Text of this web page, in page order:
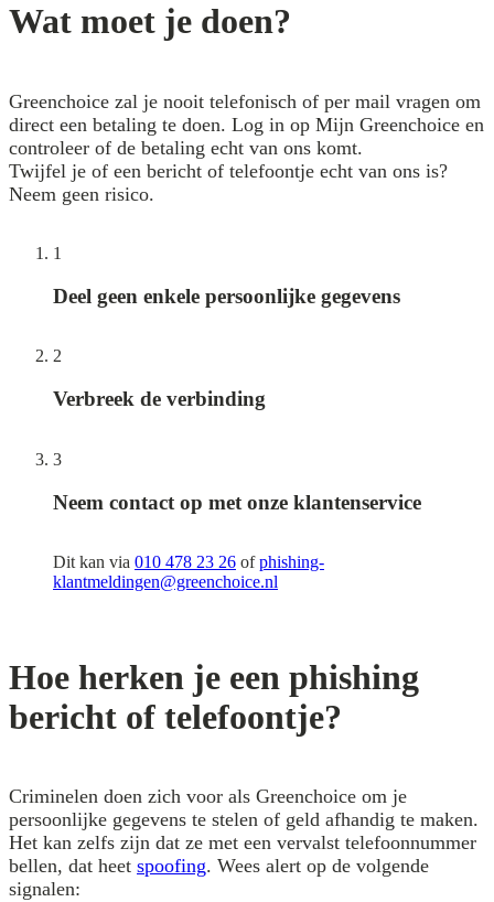
Wat moet je doen?
Greenchoice zal je nooit telefonisch of per mail vragen om
direct een betaling te doen. Log in op Mijn Greenchoice en
controleer of de betaling echt van ons komt.
Twijfel je of een bericht of telefoontje echt van ons is?
Neem geen risico.
1
Deel geen enkele persoonlijke gegevens
2
Verbreek de verbinding
3
Neem contact op met onze klantenservice
Dit kan via 010 478 23 26 ofphishing-
klantmeldingen@greenchoice.nl
Hoe herken je een phishing
bericht of telefoontje?
Criminelen doen zich voor als Greenchoice om je
persoonlijke gegevens te stelen of geld afhandig te maken.
Het kan zelfs zijn dat ze met een vervalst telefoonnummer
bellen, dat heet spoofing. Wees alert op de volgende
signalen: